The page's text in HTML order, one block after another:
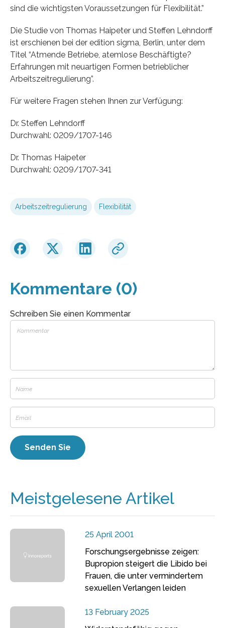
sind die wichtigsten Voraussetzungen für Flexibilität.”
Die Studie von Thomas Haipeter und Steffen Lehndorff
ist erschienen bei der edition sigma, Berlin, unter dem
Titel “Atmende Betriebe, atemlose Beschäftigte?
Erfahrungen mit neuartigen Formen betrieblicher
Arbeitszeitregulierung”.
Für weitere Fragen stehen Ihnen zur Verfügung:
Dr. Steffen Lehndorff
Durchwahl: 0209/1707-146
Dr. Thomas Haipeter
Durchwahl: 0209/1707-341
Arbeitszeitregulierung Flexibilität
Kommentare (0)
Schreiben Sie einen Kommentar
Meistgelesene Artikel
25 April 2001
Forschungsergebnisse zeigen:
Bupropion steigert die Libido bei
Frauen, die unter vermindertem
sexuellen Verlangen leiden
13 February 2025